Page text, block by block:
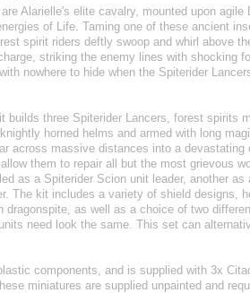
Alarielle's elite cavalry, mounted upon agile
of Life. Taming one of these ancient
spirit riders deftly swoop and whirl above
striking the enemy lines with shocking
nowhere to hide when the Spiterider
builds three Spiterider Lancers, forest spirits
horned helms and armed with long
across massive distances into a devastating
them to repair all but the most grievous
as a Spiterider Scion unit leader, another as
The kit includes a variety of shield designs,
dragonspite, as well as a choice of two
need look the same. This set can
components, and is supplied with 3x
miniatures are supplied unpainted and